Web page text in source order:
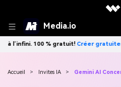
Media.io
gratuitement→ Créez des
Accueil > Invites IA > Gemini AI